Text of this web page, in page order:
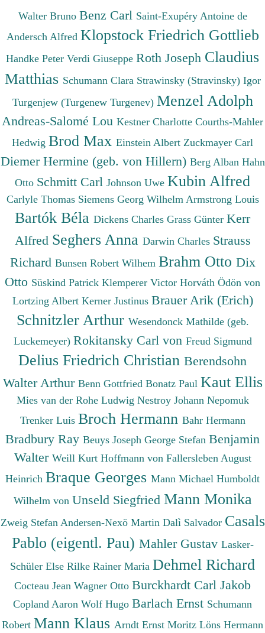
Walter Bruno Benz Carl Saint-Exupéry Antoine de
Andersch Alfred Klopstock Friedrich Gottlieb
Handke Peter Verdi Giuseppe Roth Joseph Claudius
Matthias Schumann Clara Strawinsky (Stravinsky) Igor
Turgenjew (Turgenew Turgenev) Menzel Adolph
Andreas-Salomé Lou Kestner Charlotte Courths-Mahler
Hedwig Brod Max Einstein Albert Zuckmayer Carl
Diemer Hermine (geb. von Hillern) Berg Alban Hahn
Otto Schmitt Carl Johnson Uwe Kubin Alfred
Carlyle Thomas Siemens Georg Wilhelm Armstrong Louis
Bartók Béla Dickens Charles Grass Günter Kerr
Alfred Seghers Anna Darwin Charles Strauss
Richard Bunsen Robert Wilhem Brahm Otto Dix
Otto Süskind Patrick Klemperer Victor Horváth Ödön von
Lortzing Albert Kerner Justinus Brauer Arik (Erich)
Schnitzler Arthur Wesendonck Mathilde (geb.
Luckemeyer) Rokitansky Carl von Freud Sigmund
Delius Friedrich Christian Berendsohn
Walter Arthur Benn Gottfried Bonatz Paul Kaut Ellis
Mies van der Rohe Ludwig Nestroy Johann Nepomuk
Trenker Luis Broch Hermann Bahr Hermann
Bradbury Ray Beuys Joseph George Stefan Benjamin
Walter Weill Kurt Hoffmann von Fallersleben August
Heinrich Braque Georges Mann Michael Humboldt
Wilhelm von Unseld Siegfried Mann Monika
Zweig Stefan Andersen-Nexö Martin Dalì Salvador Casals
Pablo (eigentl. Pau) Mahler Gustav Lasker-
Schüler Else Rilke Rainer Maria Dehmel Richard
Cocteau Jean Wagner Otto Burckhardt Carl Jakob
Copland Aaron Wolf Hugo Barlach Ernst Schumann
Robert Mann Klaus Arndt Ernst Moritz Löns Hermann